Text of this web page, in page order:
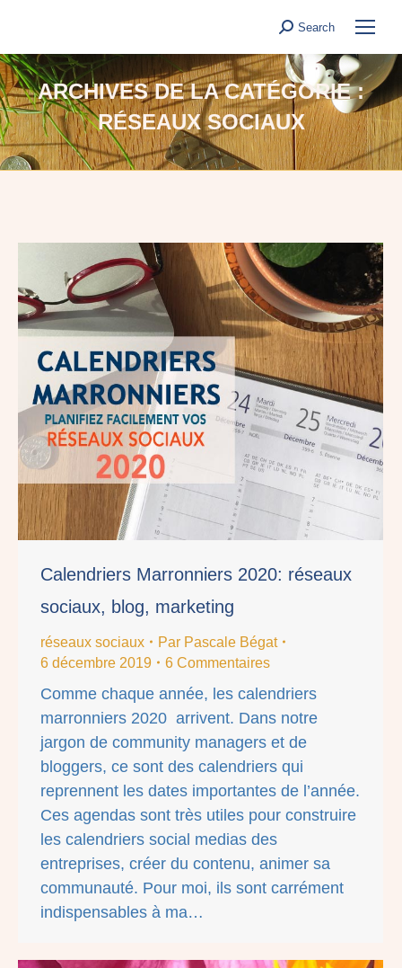
Search:
Search
ARCHIVES DE LA CATÉGORIE :
RÉSEAUX SOCIAUX
Calendriers Marronniers 2020: réseaux
sociaux, blog, marketing
réseaux sociaux Par Pascale Bégat
6 décembre 2019
6 Commentaires
Comme chaque année, les calendriers
marronniers 2020 arrivent. Dans notre
jargon de community managers et de
bloggers, ce sont des calendriers qui
reprennent les dates importantes de l’année.
Ces agendas sont très utiles pour construire
les calendriers social medias des
entreprises, créer du contenu, animer sa
communauté. Pour moi, ils sont carrément
indispensables à ma…